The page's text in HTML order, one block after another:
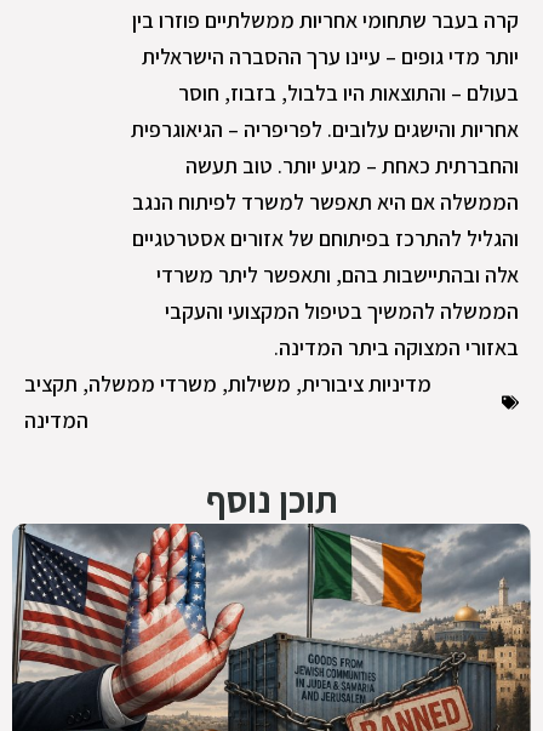
קרה בעבר שתחומי אחריות ממשלתיים פוזרו בין
יותר מדי גופים – עיינו ערך ההסברה הישראלית
בעולם – והתוצאות היו בלבול, בזבוז, חוסר
אחריות והישגים עלובים. לפריפריה – הגיאוגרפית
והחברתית כאחת – מגיע יותר. טוב תעשה
הממשלה אם היא תאפשר למשרד לפיתוח הנגב
והגליל להתרכז בפיתוחם של אזורים אסטרטגיים
אלה ובהתיישבות בהם, ותאפשר ליתר משרדי
הממשלה להמשיך בטיפול המקצועי והעקבי
באזורי המצוקה ביתר המדינה.
מדיניות ציבורית, משילות, משרדי ממשלה, תקציב
המדינה
תוכן נוסף